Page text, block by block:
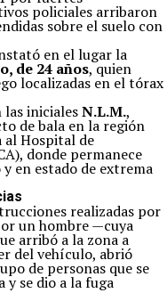
policiales arribaron
sobre el suelo con
en el lugar la
de 24 años, quien
localizadas en el tórax
inicialesN.L.M.,
de bala en la región
al Hospital de
donde permanece
en estado de extrema
realizadas por
un hombre —cuya
arribó a la zona a
del vehículo, abrió
de personas que se
se dio a la fuga